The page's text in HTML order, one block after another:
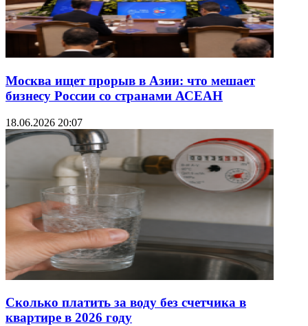
Москва ищет прорыв в Азии: что мешает
бизнесу России со странами АСЕАН
18.06.2026 20:07
Сколько платить за воду без счетчика в
квартире в 2026 году